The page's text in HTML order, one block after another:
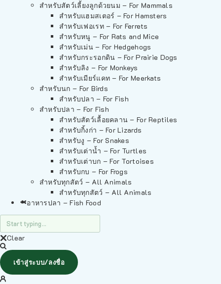
สำหรับสัตว์เลี้ยงลูกด้วยนม – For Mammals
สำหรับแฮมสเตอร์ – For Hamsters
สำหรับเฟอเรท – For Ferrets
สำหรับหนู – For Rats and Mice
สำหรับเม่น – For Hedgehogs
สำหรับกระรอกดิน – For Prairie Dogs
สำหรับลิง – For Monkeys
สำหรับเมียร์แคท – For Meerkats
สำหรับนก – For Birds
สำหรับปลา – For Fish
สำหรับปลา – For Fish
สำหรับสัตว์เลื้อยคลาน – For Reptiles
สำหรับกิ้งก่า – For Lizards
สำหรับงู – For Snakes
สำหรับเต่าน้ำ – For Turtles
สำหรับเต่าบก – For Tortoises
สำหรับกบ – For Frogs
สำหรับทุกสัตว์ – All Animals
สำหรับทุกสัตว์ – All Animals
อาหารปลา – Fish Food
Clear
เข้าสู่ระบบ/ลงชื่อ